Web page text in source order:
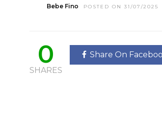
Bebe Fino POSTED ON 31/07/2025
0
SHARES
Share On